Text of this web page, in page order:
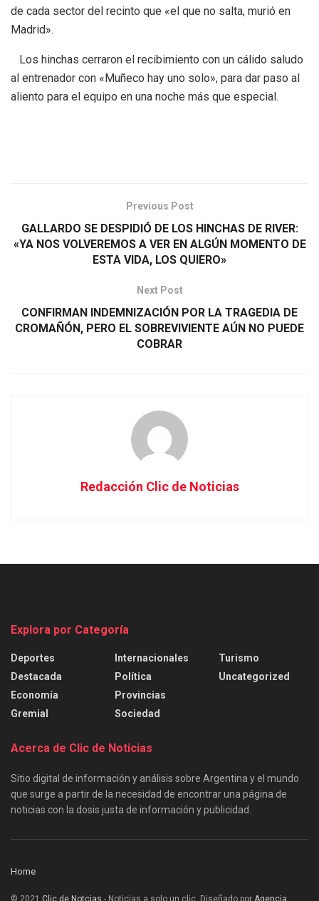
de cada sector del recinto que «el que no salta, murió en
Madrid».
Los hinchas cerraron el recibimiento con un cálido saludo
al entrenador con «Muñeco hay uno solo», para dar paso al
aliento para el equipo en una noche más que especial.
Previous Post
GALLARDO SE DESPIDIÓ DE LOS HINCHAS DE RIVER:
«YA NOS VOLVEREMOS A VER EN ALGÚN MOMENTO DE
ESTA VIDA, LOS QUIERO»
Next Post
CONFIRMAN INDEMNIZACIÓN POR LA TRAGEDIA DE
CROMAÑÓN, PERO EL SOBREVIVIENTE AÚN NO PUEDE
COBRAR
Redacción Clic de Noticias
Explora por Categoría
Deportes
Destacada
Economía
Gremial
Internacionales
Política
Provincias
Sociedad
Turismo
Uncategorized
Acerca de Clic de Noticias
Sitio digital de información y análisis sobre Argentina y el mundo
que surge a partir de la necesidad de encontrar una página de
noticias con la dosis justa de información y publicidad.
Home